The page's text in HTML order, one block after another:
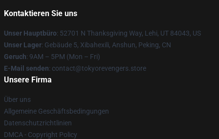
Kontaktieren Sie uns
Unser Hauptbüro: 52701 N Thanksgiving Way, Lehi, UT 84043, US
Unser Lager: Gebäude 5, Xibahexili, Anshun, Peking, CN
Geruch: 9AM – 5PM (Mon – Fri)
E-Mail senden: contact@tokyorevengers.store
Unsere Firma
Über uns
Allgemeine Geschäftsbedingungen
Datenschutzrichtlinien
DMCA - Copyright Policy